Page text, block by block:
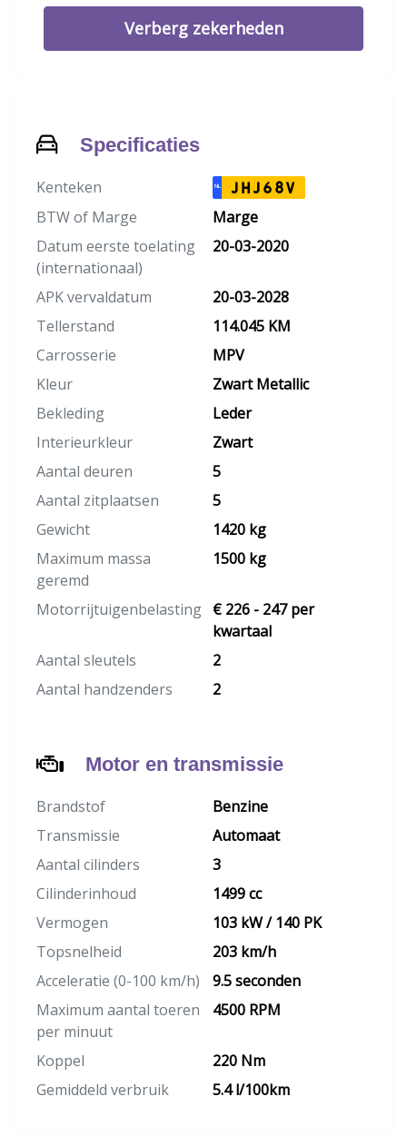
Verberg zekerheden
Specificaties
Kenteken NL JHJ68V
BTW of Marge
Marge
Datum eerste toelating
(internationaal)
20-03-2020
APK vervaldatum
20-03-2028
Tellerstand
114.045 KM
Carrosserie
MPV
Kleur
Zwart Metallic
Bekleding
Leder
Interieurkleur
Zwart
Aantal deuren
5
Aantal zitplaatsen
5
Gewicht
1420 kg
Maximum massa
geremd
1500 kg
Motorrijtuigenbelasting € 226 - 247 per
kwartaal
Aantal sleutels
2
Aantal handzenders
2
Motor en transmissie
Brandstof
Benzine
Transmissie
Automaat
Aantal cilinders
3
Cilinderinhoud
1499 cc
Vermogen
103 kW / 140 PK
Topsnelheid
203 km/h
Acceleratie (0-100 km/h)
9.5 seconden
Maximum aantal toeren
per minuut
4500 RPM
Koppel
220 Nm
Gemiddeld verbruik
5.4 l/100km